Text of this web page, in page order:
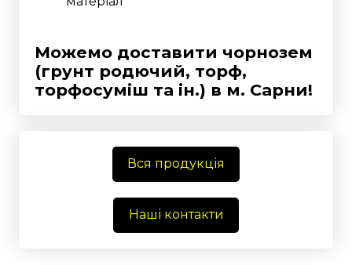
Можемо доставити чорнозем
(грунт родючий, торф,
торфосуміш та ін.) в м. Сарни!
Вся продукція
Наші контакти